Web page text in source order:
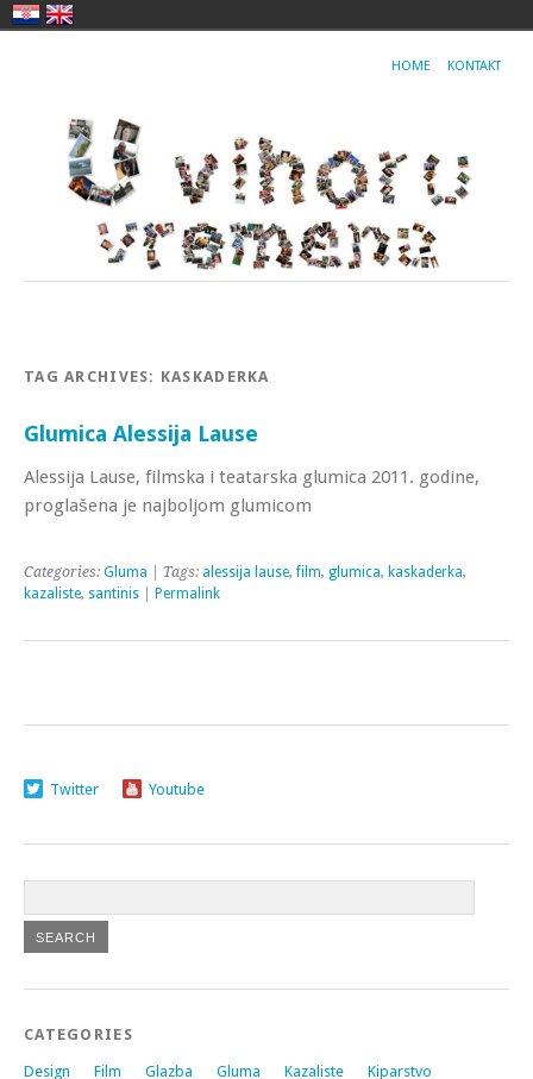
HOME KONTAKT
TAG ARCHIVES: KASKADERKA
Glumica Alessija Lause
Alessija Lause, filmska i teatarska glumica 2011. godine,
proglašena je najboljom glumicom
Categories: Gluma | Tags: alessija lause,film, glumica, kaskaderka,
kazaliste, santinis Permalink
Twitter Youtube
CATEGORIES
Design Film Glazba Gluma Kazaliste
Kiparstvo